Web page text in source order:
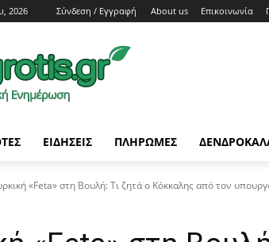
2026 Σύνδεση / Εγγραφή About us Επικοινωνία
ΕΙΔΗΣΕΙΣ ΠΛΗΡΩΜΕΣ
«Feta» στη Βουλή: Τι ζητά ο Κόκκαλης από τον